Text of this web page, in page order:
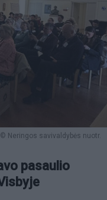
© Neringos savivaldybės nuotr.
pasaulio